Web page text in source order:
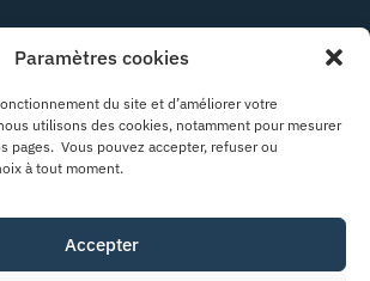
Paramètres cookies
du site et d’améliorer votre
utilisons des cookies, notamment pour mesurer
pages. Vous pouvez accepter, refuser ou
à tout moment.
Accepter